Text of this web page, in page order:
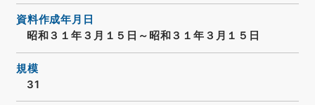
資料作成年月日
昭和３１年３月１５日～昭和３１年３月１５日
規模
31